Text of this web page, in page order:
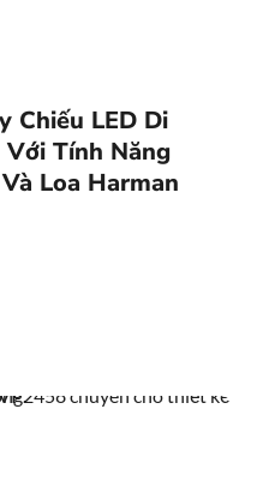
Chiếu LED Di
Tính Năng
Loa Harman